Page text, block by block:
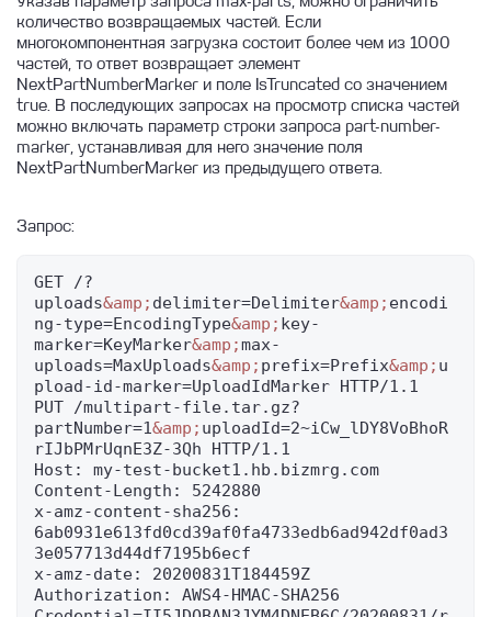
количество возвращаемых частей. Если
многокомпонентная загрузка состоит более чем из 1000
частей, то ответ возвращает элемент
NextPartNumberMarker и поле IsTruncated со значением
true. В последующих запросах на просмотр списка частей
можно включать параметр строки запроса part-number-
marker, устанавливая для него значение поля
NextPartNumberMarker из предыдущего ответа.
Запрос:
GET /?
uploads&amp; delimiter=Delimiter&amp; encodi
ng-type=EncodingType&amp; key-
marker=KeyMarker&amp;max-
uploads=MaxUploads&amp; prefix=Prefix&amp; u
pload-id-marker=UploadIdMarker HTTP/1.1
PUT /multipart-file.tar.gz?
partNumber=1&amp; uploadId=2~iCw_lDY8VoBhoR
rIJbPMrUqnE3Z-3Qh HTTP/1.1
Host: my-test-bucket1.hb.bizmrg.com
Content-Length: 5242880
x-amz-content-sha256:
6ab0931e613fd0cd39af0fa4733edb6ad942df0ad3
3e057713d44df7195b6ecf
x-amz-date: 20200831T184459Z
Authorization: AWS4-HMAC-SHA256